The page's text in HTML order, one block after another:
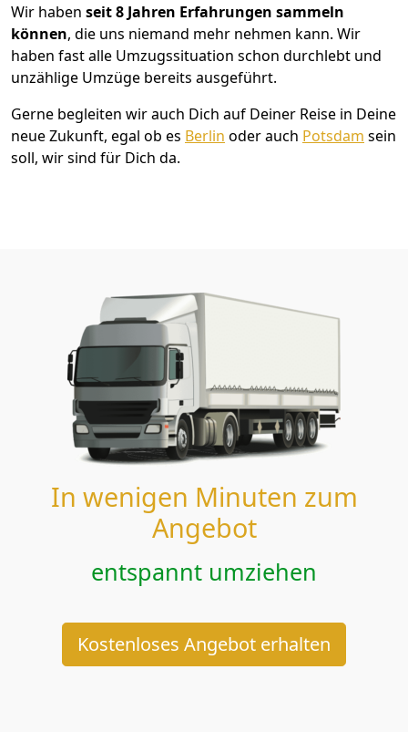
Wir haben seit8 Jahren Erfahrungen sammeln
können, die uns niemand mehr nehmen kann. Wir
haben fast alle Umzugssituation schon durchlebt und
unzählige Umzüge bereits ausgeführt.
Gerne begleiten wir auch Dich auf Deiner Reise in Deine
neue Zukunft, egal ob es Berlin oder auch Potsdam sein
soll, wir sind für Dich da.
In wenigen Minuten zum
Angebot
entspannt umziehen
Kostenloses Angebot erhalten